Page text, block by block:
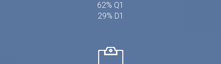
62% Q1
29% D1